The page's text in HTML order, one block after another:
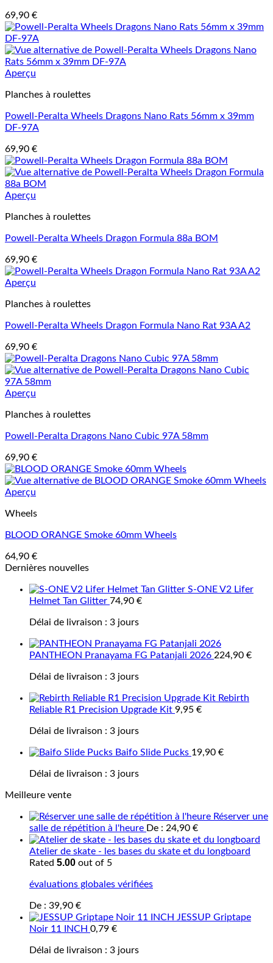
69,90 €
Aperçu
Planches à roulettes
Powell-Peralta Wheels Dragons Nano Rats 56mm x 39mm
DF-97A
69,90 €
Aperçu
Planches à roulettes
Powell-Peralta Wheels Dragon Formula 88a BOM
69,90 €
Aperçu
Planches à roulettes
Powell-Peralta Wheels Dragon Formula Nano Rat 93A A2
69,90 €
Aperçu
Planches à roulettes
Powell-Peralta Dragons Nano Cubic 97A 58mm
69,90 €
Aperçu
Wheels
BLOOD ORANGE Smoke 60mm Wheels
64,90 €
Dernières nouvelles
S-ONE V2 Lifer
Helmet Tan Glitter 74,90 €
Délai de livraison : 3 jours
PANTHEON Pranayama FG Patanjali 2026 224,90 €
Délai de livraison : 3 jours
Rebirth
Reliable R1 Precision Upgrade Kit 9,95 €
Délai de livraison : 3 jours
Baifo Slide Pucks 19,90 €
Délai de livraison : 3 jours
Meilleure vente
Réserver une
salle de répétition à l'heure De : 24,90 €
Atelier de skate - les bases du skate et du longboard
Rated 5.00 out of 5
évaluations globales vérifiées
De : 39,90 €
JESSUP Griptape
Noir 11 INCH 0,79 €
Délai de livraison : 3 jours